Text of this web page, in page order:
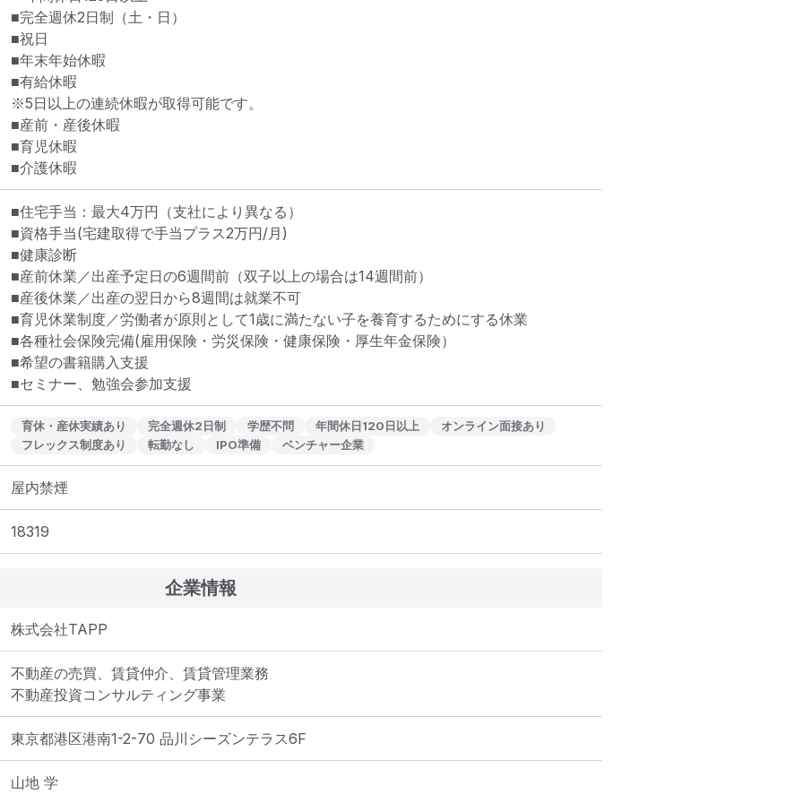
■完全週休2日制（土・日）
■祝日
■年末年始休暇
■有給休暇
※5日以上の連続休暇が取得可能です。
■産前・産後休暇
■育児休暇
■介護休暇
■住宅手当：最大4万円（支社により異なる）
■資格手当(宅建取得で手当プラス2万円/月)
■健康診断
■産前休業／出産予定日の6週間前（双子以上の場合は14週間前）
■産後休業／出産の翌日から8週間は就業不可
■育児休業制度／労働者が原則として1歳に満たない子を養育するためにする休業
■各種社会保険完備(雇用保険・労災保険・健康保険・厚生年金保険）
■希望の書籍購入支援
■セミナー、勉強会参加支援
育休・産休実績あり 完全週休2日制 学歴不問 年間休日120日以上
オンライン面接あり
フレックス制度あり
転勤なし IPO準備 ベンチャー企業
屋内禁煙
18319
企業情報
株式会社TAPP
不動産の売買、賃貸仲介、賃貸管理業務
不動産投資コンサルティング事業
東京都港区港南1-2-70 品川シーズンテラス6F
山地 学